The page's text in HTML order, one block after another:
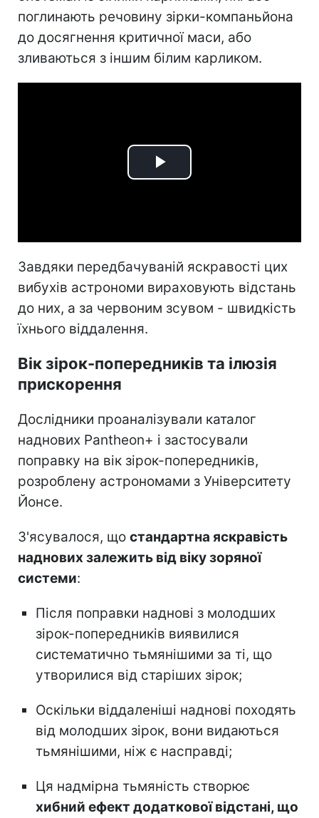
поглинають речовину зірки-компаньйона
до досягнення критичної маси, або
зливаються з іншим білим карликом.
Play
Завдяки передбачуваній яскравості цих
вибухів астрономи вираховують відстань
до них, а за червоним зсувом - швидкість
їхнього віддалення.
Вік зірок-попередників та ілюзія
прискорення
Дослідники проаналізували каталог
наднових Pantheon+ і застосували
поправку на вік зірок-попередників,
розроблену астрономами з Університету
Йонсе.
З'ясувалося, що стандартна яскравість
наднових залежить від віку зоряної
системи:
Після поправки наднові з молодших
зірок-попередників виявилися
систематично тьмянішими за ті, що
утворилися від старіших зірок;
Оскільки віддаленіші наднові походять
від молодших зірок, вони видаються
тьмянішими, ніж є насправді;
Ця надмірна тьмяність створює
хибний ефект додаткової відстані, що